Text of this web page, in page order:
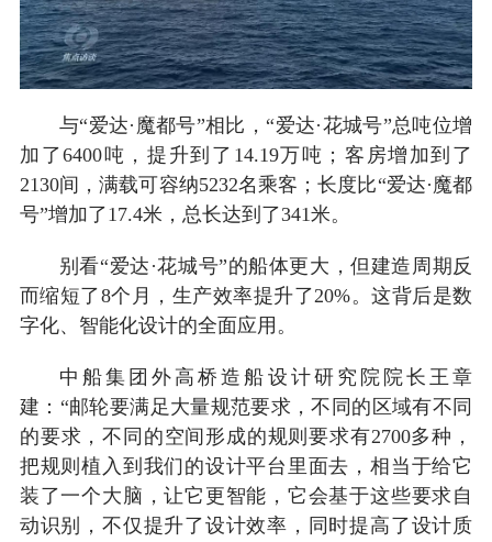
与“爱达·魔都号”相比，“爱达·花城号”总吨位增
加了6400吨，提升到了14.19万吨；客房增加到了
2130间，满载可容纳5232名乘客；长度比“爱达·魔都
号”增加了17.4米，总长达到了341米。
别看“爱达·花城号”的船体更大，但建造周期反
而缩短了8个月，生产效率提升了20%。这背后是数
字化、智能化设计的全面应用。
中船集团外高桥造船设计研究院院长王章
建：“邮轮要满足大量规范要求，不同的区域有不同
的要求，不同的空间形成的规则要求有2700多种，
把规则植入到我们的设计平台里面去，相当于给它
装了一个大脑，让它更智能，它会基于这些要求自
动识别，不仅提升了设计效率，同时提高了设计质